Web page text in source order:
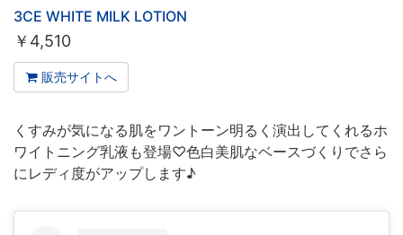
3CE WHITE MILK LOTION
￥ 4,510
販売サイトへ
くすみが気になる肌をワントーン明るく演出してくれるホ
ワイトニング乳液も登場♡色白美肌なベースづくりでさら
にレディ度がアップします♪